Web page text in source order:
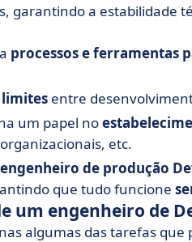
garantindo a estabilidade
processos e ferramentas
limites entre
um papel no
etc.
de produção
que tudo funcione
um engenheiro de
algumas das tarefas